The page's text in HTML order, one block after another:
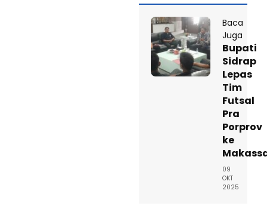
Baca
Juga
Bupati
Sidrap
Lepas
Tim
Futsal
Pra
Porprov
ke
09
OKT
2025